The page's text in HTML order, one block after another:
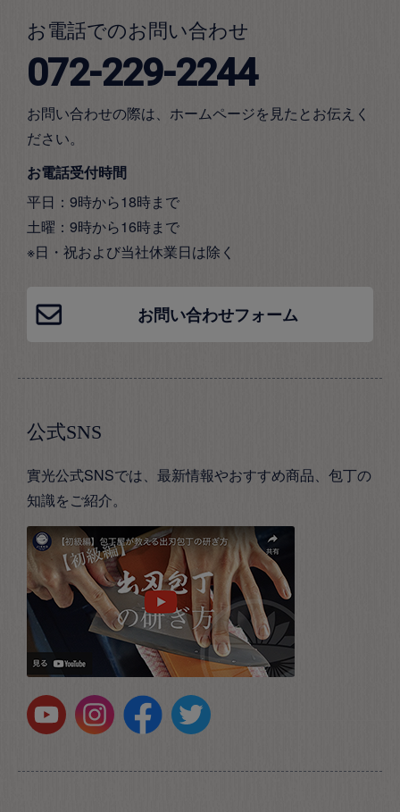
お電話でのお問い合わせ
072-229-2244
お問い合わせの際は、ホームページを見たとお伝えく
ださい。
お電話受付時間
平日：9時から18時まで
土曜：9時から16時まで
※日・祝および当社休業日は除く
お問い合わせフォーム
公式SNS
實光公式SNSでは、最新情報やおすすめ商品、包丁の
知識をご紹介。